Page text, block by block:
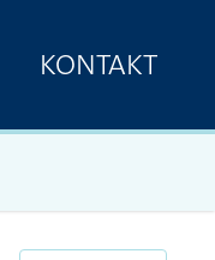
KONTAKT